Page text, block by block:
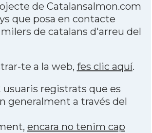
de Catalansalmon.com
que posa en contacte
de catalans d'arreu del
te a la web, fes clic aquí.
registrats que es
generalment a través del
encara no tenim cap